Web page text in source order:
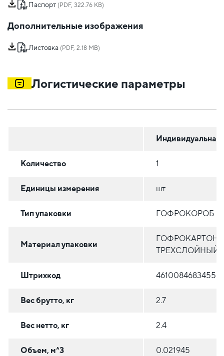
Паспорт (PDF, 322.76 KB)
Дополнительные изображения
Листовка (PDF, 2.18 MB)
Логистические параметры
Индивидуальная
Количество 1
Единицы измерения шт
Тип упаковки ГОФРОКОРОБ
Материал упаковки
ГОФРОКАРТОН
ТРЕХСЛОЙНЫЙ
Штрихкод 4610084683455
Вес брутто, кг 2.7
Вес нетто, кг 2.4
Объем, м^3 0.021945